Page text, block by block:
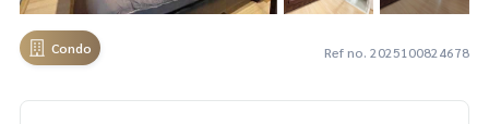
Condo Ref no. 2025100824678